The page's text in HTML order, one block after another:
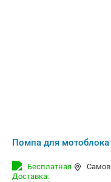
Помпа для мотоблока
Бесплатная